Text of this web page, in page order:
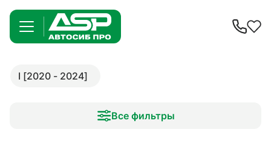
I [2020 - 2024]
Все фильтры